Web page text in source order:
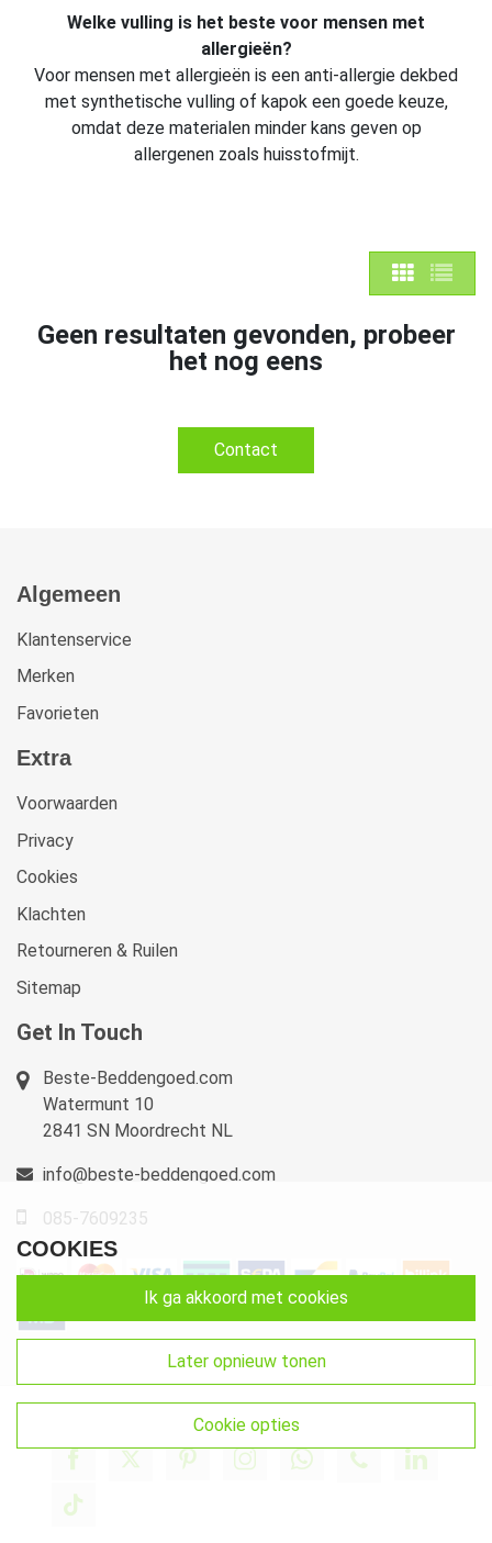
Welke vulling is het beste voor mensen met
allergieën?
Voor mensen met allergieën is een anti-allergie dekbed
met synthetische vulling of kapok een goede keuze,
omdat deze materialen minder kans geven op
allergenen zoals huisstofmijt.
Geen resultaten gevonden, probeer
het nog eens
Contact
Algemeen
Klantenservice
Merken
Favorieten
Extra
Voorwaarden
Privacy
Cookies
Klachten
Retourneren & Ruilen
Sitemap
Get In Touch
Beste-Beddengoed.com
Watermunt 10
2841 SN Moordrecht NL
info@beste-beddengoed.com
085-7609235
COOKIES
ik ga akkoord met cookies
later opnieuw tonen
cookie opties